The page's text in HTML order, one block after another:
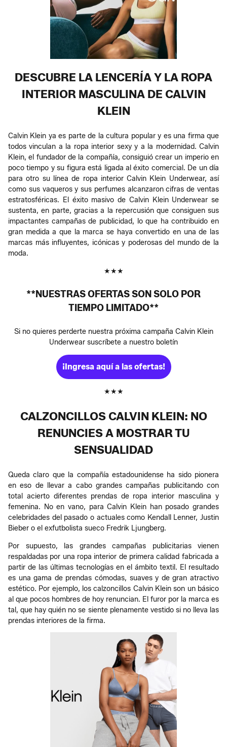
DESCUBRE LA LENCERÍA Y LA ROPA
INTERIOR MASCULINA DE CALVIN
KLEIN
Calvin Klein ya es parte de la cultura popular y es una firma que
todos vinculan a la ropa interior sexy y a la modernidad. Calvin
Klein, el fundador de la compañía, consiguió crear un imperio en
poco tiempo y su figura está ligada al éxito comercial. De un día
para otro su línea de ropa interior Calvin Klein Underwear, así
como sus vaqueros y sus perfumes alcanzaron cifras de ventas
estratosféricas. El éxito masivo de Calvin Klein Underwear se
sustenta, en parte, gracias a la repercusión que consiguen sus
impactantes campañas de publicidad, lo que ha contribuido en
gran medida a que la marca se haya convertido en una de las
marcas más influyentes, icónicas y poderosas del mundo de la
moda.
★★★
**NUESTRAS OFERTAS SON SOLO POR
TIEMPO LIMITADO**
Si no quieres perderte nuestra próxima campaña Calvin Klein
Underwear suscríbete a nuestro boletín
¡Ingresa aquí a las ofertas!
★★★
CALZONCILLOS CALVIN KLEIN: NO
RENUNCIES A MOSTRAR TU
SENSUALIDAD
Queda claro que la compañía estadounidense ha sido pionera
en eso de llevar a cabo grandes campañas publicitando con
total acierto diferentes prendas de ropa interior masculina y
femenina. No en vano, para Calvin Klein han posado grandes
celebridades del pasado o actuales como Kendall Lenner, Justin
Bieber o el exfutbolista sueco Fredrik Ljungberg.
Por supuesto, las grandes campañas publicitarias vienen
respaldadas por una ropa interior de primera calidad fabricada a
partir de las últimas tecnologías en el ámbito textil. El resultado
es una gama de prendas cómodas, suaves y de gran atractivo
estético. Por ejemplo, los calzoncillos Calvin Klein son un básico
al que pocos hombres de hoy renuncian. El furor por la marca es
tal, que hay quién no se siente plenamente vestido si no lleva las
prendas interiores de la firma.